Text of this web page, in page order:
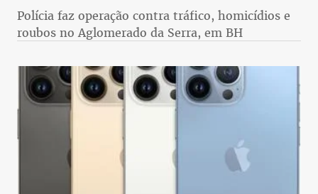
Polícia faz operação contra tráfico, homicídios e
roubos no Aglomerado da Serra, em BH